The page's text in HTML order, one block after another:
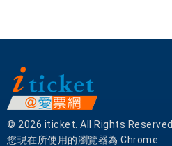
© 2026 iticket. All Rights Reserved.
您現在所使用的瀏覽器為 Chrome